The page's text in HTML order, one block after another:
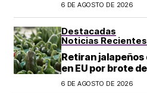
6 DE AGOSTO DE 2026
Destacadas
Noticias Recientes
Retiran jalapeños
en EU por brote de
Salmonella; CDC
6 DE AGOSTO DE 2026